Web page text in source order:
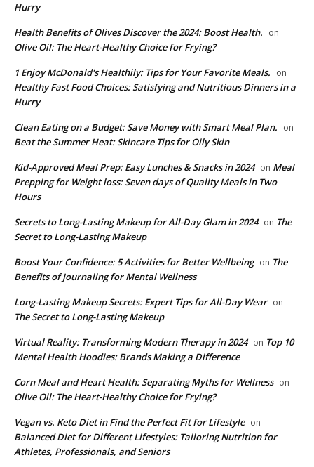
Hurry
Health Benefits of Olives Discover the 2024: Boost Health. on
Olive Oil: The Heart-Healthy Choice for Frying?
1 Enjoy McDonald's Healthily: Tips for Your Favorite Meals. on
Healthy Fast Food Choices: Satisfying and Nutritious Dinners in a
Hurry
Clean Eating on a Budget: Save Money with Smart Meal Plan. on
Beat the Summer Heat: Skincare Tips for Oily Skin
Kid-Approved Meal Prep: Easy Lunches & Snacks in 2024 on Meal
Prepping for Weight loss: Seven days of Quality Meals in Two
Hours
Secrets to Long-Lasting Makeup for All-Day Glam in 2024 on The
Secret to Long-Lasting Makeup
Boost Your Confidence: 5 Activities for Better Wellbeing on The
Benefits of Journaling for Mental Wellness
Long-Lasting Makeup Secrets: Expert Tips for All-Day Wear on
The Secret to Long-Lasting Makeup
Virtual Reality: Transforming Modern Therapy in 2024 on Top 10
Mental Health Hoodies: Brands Making a Difference
Corn Meal and Heart Health: Separating Myths for Wellness on
Olive Oil: The Heart-Healthy Choice for Frying?
Vegan vs. Keto Diet in Find the Perfect Fit for Lifestyle on
Balanced Diet for Different Lifestyles: Tailoring Nutrition for
Athletes, Professionals, and Seniors